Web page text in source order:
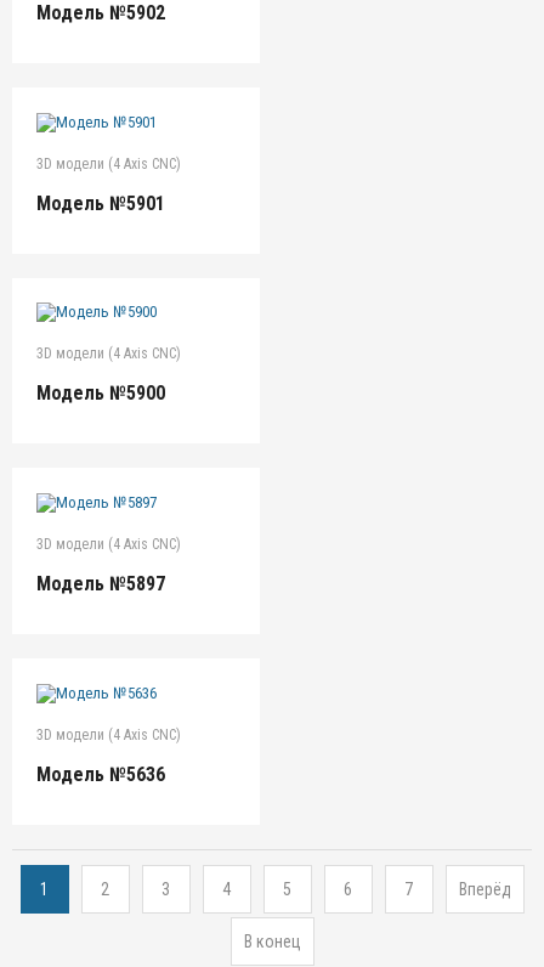
Модель №5902
3D модели (4 Axis CNC)
Модель №5901
3D модели (4 Axis CNC)
Модель №5900
3D модели (4 Axis CNC)
Модель №5897
3D модели (4 Axis CNC)
Модель №5636
1 2 3 4 5 6 7 Вперёд
В конец